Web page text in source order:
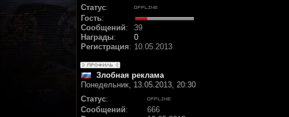
Статус:
Гость:
Сообщений:
39
Награды:
0
Регистрация: 10.05.2013
Злобная реклама
Понедельник, 13.05.2013, 20:30
Статус:
Сообщений:
666